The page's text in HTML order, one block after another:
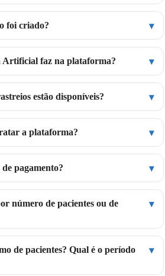
foi criado?
Artificial faz na plataforma?
estão disponíveis?
a plataforma?
pagamento?
número de pacientes ou de
de pacientes? Qual é o período